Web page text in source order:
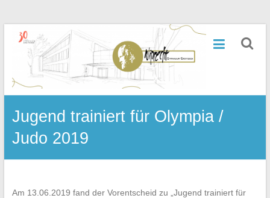
Inhalt
springenWiprecht-
Gymnasium
Groitzsch
Jugend trainiert für Olympia /
Judo 2019
Am 13.06.2019 fand der Vorentscheid zu „Jugend trainiert für